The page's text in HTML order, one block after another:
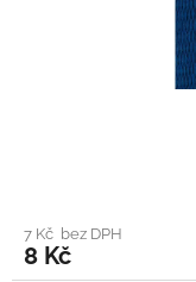
7 Kč bez DPH
8 Kč